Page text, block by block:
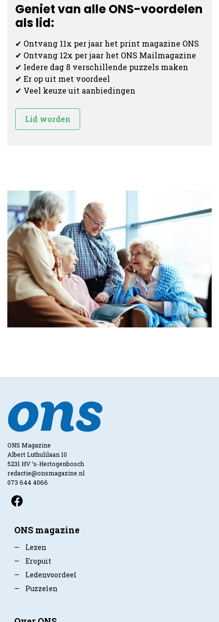
Geniet van alle ONS-voordelen
als lid:
✔ Ontvang 11x per jaar het print magazine ONS
✔ Ontvang 12x per jaar het ONS Mailmagazine
✔ Iedere dag 8 verschillende puzzels maken
✔ Er op uit met voordeel
✔ Veel keuze uit aanbiedingen
Lid worden
ONS Magazine
Albert Luthulilaan 10
5231 HV ‘s-Hertogenbosch
redactie@onsmagazine.nl
073 644 4066
ONS magazine
—
Lezen
—
Eropuit
—
Ledenvoordeel
—
Puzzelen